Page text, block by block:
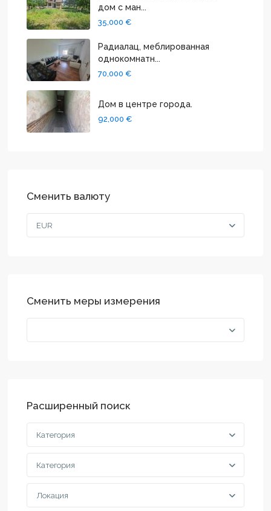
дом с ман...
35,000 €
Радиалац, меблированная
однокомнатн...
70,000 €
Дом в центре города.
92,000 €
Сменить валюту
EUR
Сменить меры измерения
Расширенный поиск
Категория
Категория
Локация